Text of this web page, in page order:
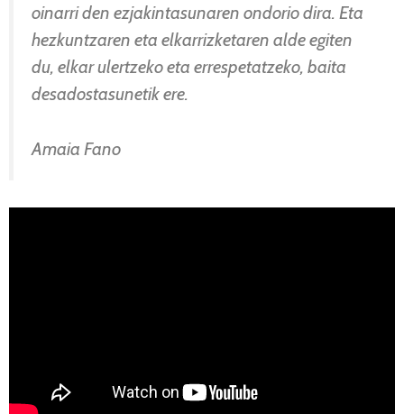
oinarri den ezjakintasunaren ondorio dira. Eta
hezkuntzaren eta elkarrizketaren alde egiten
du, elkar ulertzeko eta errespetatzeko, baita
desadostasunetik ere.
Amaia Fano